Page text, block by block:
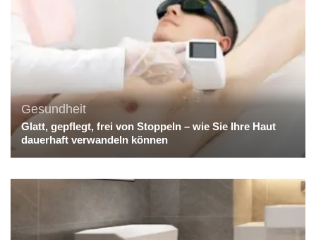
Gesundheit
Glatt, gepflegt, frei von Stoppeln – wie Sie Ihre Haut
dauerhaft verwandeln können